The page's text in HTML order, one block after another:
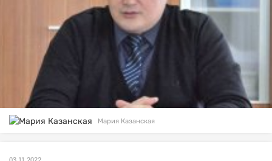
Мария Казанская